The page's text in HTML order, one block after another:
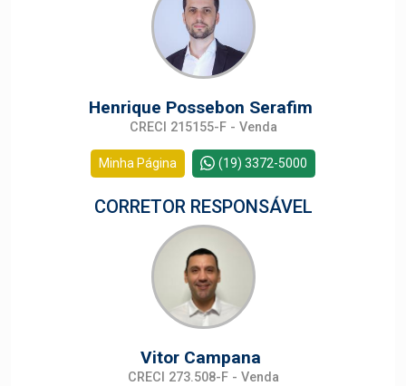
Henrique Possebon Serafim
CRECI 215155-F - Venda
Minha Página (19) 3372-5000
CORRETOR RESPONSÁVEL
Vitor Campana
CRECI 273.508-F - Venda